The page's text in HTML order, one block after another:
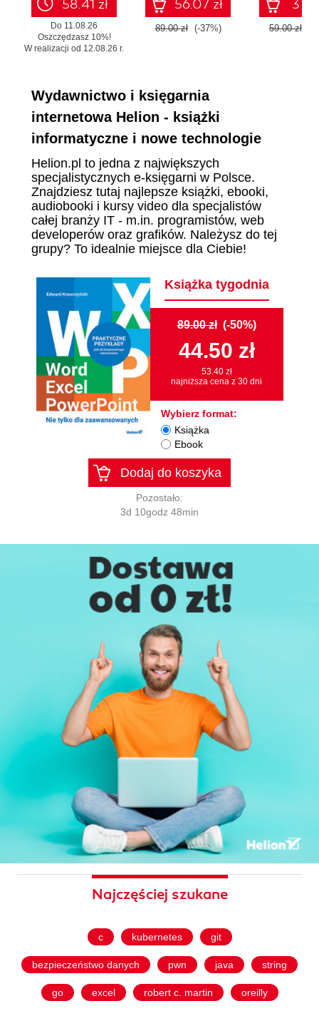
58.41 zł
Do 11.08.26
Oszczędzasz 10%!
W realizacji od 12.08.26 r.
56.07 zł
89.00 zł (-37%) 59.00 zł
Wydawnictwo i księgarnia
internetowa Helion - książki
informatyczne i nowe technologie
Helion.pl to jedna z największych
specjalistycznych e-księgarni w Polsce.
Znajdziesz tutaj najlepsze książki, ebooki,
audiobooki i kursy video dla specjalistów
całej branży IT - m.in. programistów, web
developerów oraz grafików. Należysz do tej
grupy? To idealnie miejsce dla Ciebie!
Książka tygodnia
89.00 zł (-50%)
44.50 zł
53.40 zł
najniższa cena z 30 dni
Wybierz format:
Książka
Ebook
Dodaj do koszyka
Pozostało:
3d 10godz 48min
Najczęściej szukane
c kubernetes git
bezpieczeństwo danych pwn java string
go excel robert c. martin oreilly